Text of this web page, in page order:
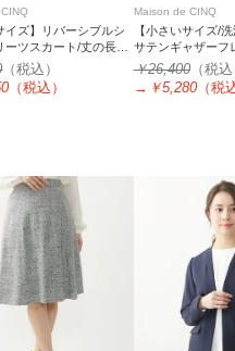
イズ】リバーシブルシ
ーツスカート/丈の長さ
える
（税込）
（税込）
Maison de CINQ
【小さいサイズ/
サテンギャザーフ
￥26,400（税
→ ￥5,280（税